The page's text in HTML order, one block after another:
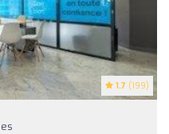
1.7 (199)